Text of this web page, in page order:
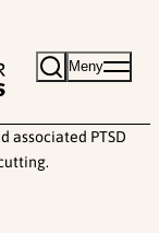
Meny
associated PTSD